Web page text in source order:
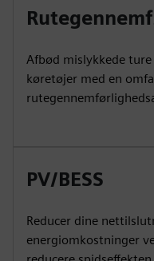
Afbød mislykkede
køretøjer med en
PV/BESS
Reducer dine
energiomkostninger